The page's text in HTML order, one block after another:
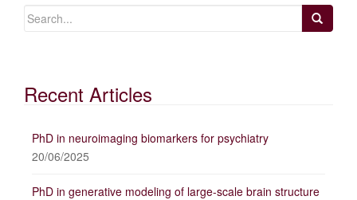
Recent Articles
PhD in neuroimaging biomarkers for psychiatry
20/06/2025
PhD in generative modeling of large-scale brain structure